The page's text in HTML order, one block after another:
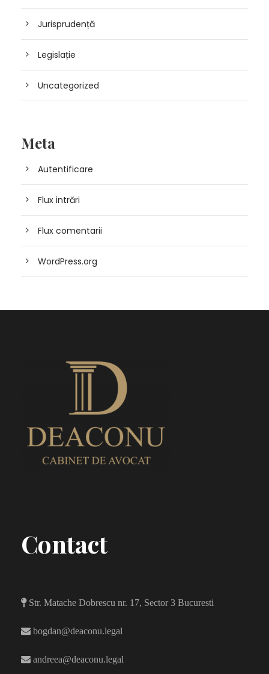
Jurisprudență
Legislație
Uncategorized
Meta
Autentificare
Flux intrări
Flux comentarii
WordPress.org
Contact
Str. Matache Dobrescu nr. 17, Sector 3 Bucuresti
bogdan@deaconu.legal
andreea@deaconu.legal